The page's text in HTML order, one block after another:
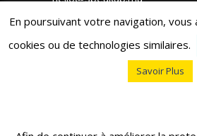
En poursuivant votre navigation,
cookies ou de technologies similaires.
Savoir Plus